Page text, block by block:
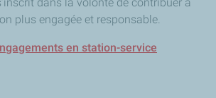
plus engagée et responsable.
en station-service